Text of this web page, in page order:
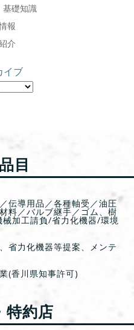
基礎知識
報
介
イブ
目
伝導用品／各種軸受／油圧
料／バルブ継手／ゴム、樹
加工請負/省力化機器/環境
省力化機器等提案、メンテ
(香川県知事許可)
特約店